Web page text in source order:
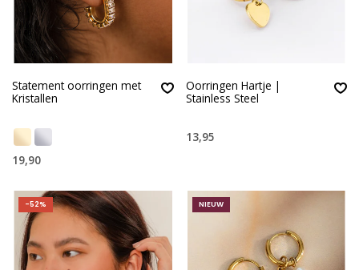
Statement oorringen met
Kristallen
19,90
Oorringen Hartje |
Stainless Steel
13,95
-52% NIEUW